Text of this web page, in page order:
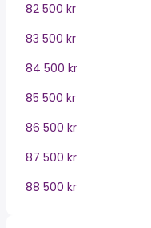
82 500 kr
83 500 kr
84 500 kr
85 500 kr
86 500 kr
87 500 kr
88 500 kr